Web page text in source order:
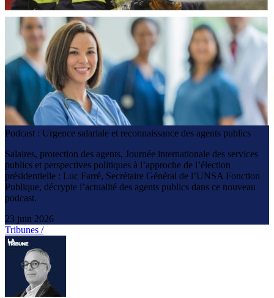
Podcast : Urgence salariale et reconnaissance des agents publics
Salaires, protection des agents, Journée internationale des services
publics et perspectives politiques à l’approche de l’élection
présidentielle : Luc Farré, Secrétaire Général de l’UNSA Fonction
Publique, décrypte l’actualité des agents publics dans ce nouveau
podcast.
23 juin 2026
Tribunes /